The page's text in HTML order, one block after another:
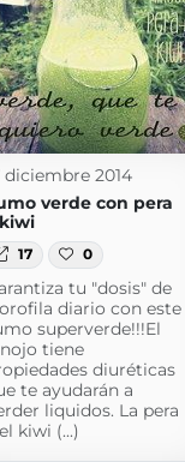
diciembre 2014
verde con pera
17 0
tu "dosis" de
diario con este
superverde!!!El
tiene
diuréticas
te ayudarán a
liquidos. La pera
kiwi (...)